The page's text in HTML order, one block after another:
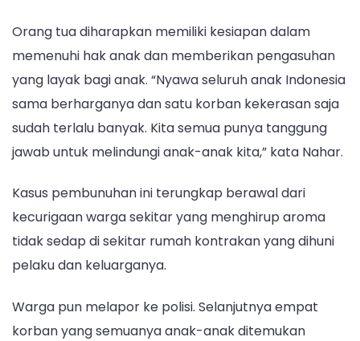
Orang tua diharapkan memiliki kesiapan dalam
memenuhi hak anak dan memberikan pengasuhan
yang layak bagi anak. “Nyawa seluruh anak Indonesia
sama berharganya dan satu korban kekerasan saja
sudah terlalu banyak. Kita semua punya tanggung
jawab untuk melindungi anak-anak kita,” kata Nahar.
Kasus pembunuhan ini terungkap berawal dari
kecurigaan warga sekitar yang menghirup aroma
tidak sedap di sekitar rumah kontrakan yang dihuni
pelaku dan keluarganya.
Warga pun melapor ke polisi. Selanjutnya empat
korban yang semuanya anak-anak ditemukan